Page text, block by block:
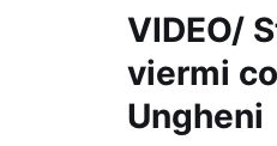
VIDEO/
viermi
Ungheni